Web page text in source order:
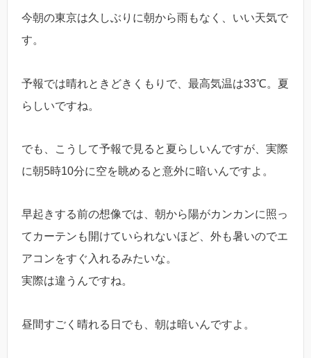
今朝の東京は久しぶりに朝から雨もなく、いい天気で
す。
予報では晴れときどきくもりで、最高気温は33℃。夏
らしいですね。
でも、こうして予報で見ると夏らしいんですが、実際
に朝5時10分に空を眺めると意外に暗いんですよ。
早起きする前の想像では、朝から陽がカンカンに照っ
てカーテンも開けていられないほど、外も暑いのでエ
アコンをすぐ入れるみたいな。
実際は違うんですね。
昼間すごく晴れる日でも、朝は暗いんですよ。